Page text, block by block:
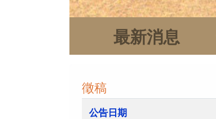
最新消息
徵稿
公告日期